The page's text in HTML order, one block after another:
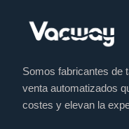
Somos fabricantes de
venta automatizados
costes y elevan la